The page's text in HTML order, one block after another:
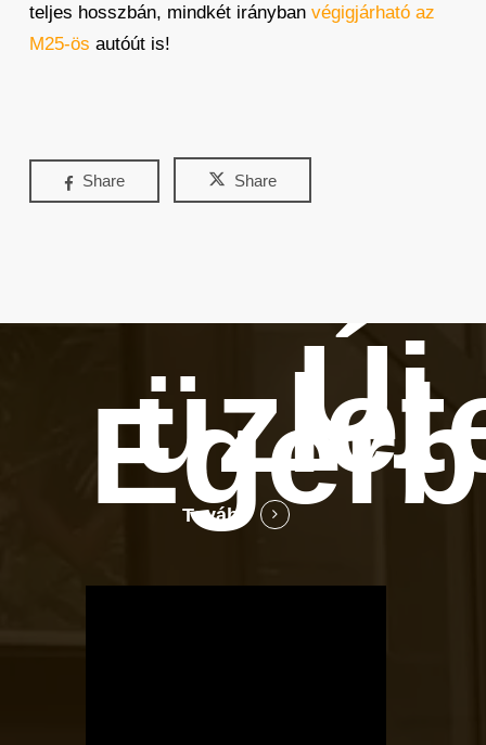
teljes hosszbán, mindkét irányban végigjárható az
M25-ös autóút is!
Share Share
Új
Tovább